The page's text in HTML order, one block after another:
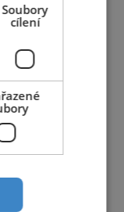
Soubory
cílení